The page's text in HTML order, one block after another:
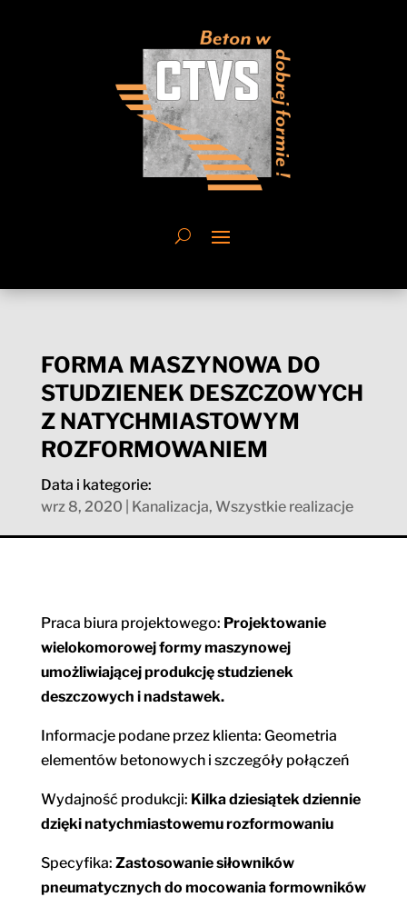
FORMA MASZYNOWA DO
STUDZIENEK DESZCZOWYCH
Z NATYCHMIASTOWYM
ROZFORMOWANIEM
Data i kategorie:
wrz 8, 2020
Kanalizacja, Wszystkie realizacje
Praca biura projektowego: Projektowanie
wielokomorowej formy maszynowej
umożliwiającej produkcję studzienek
deszczowych i nadstawek.
Informacje podane przez klienta: Geometria
elementów betonowych i szczegóły połączeń
Wydajność produkcji: Kilka dziesiątek dziennie
dzięki natychmiastowemu rozformowaniu
Specyfika: Zastosowanie siłowników
pneumatycznych do mocowania formowników